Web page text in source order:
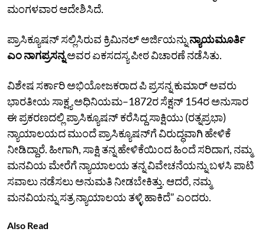
ಮಂಗಳವಾರ ಆದೇಶಿಸಿದೆ.
ಪ್ರಾಸಿಕ್ಯೂಷನ್‌ ಸಲ್ಲಿಸಿರುವ ಕ್ರಿಮಿನಲ್‌ ಅರ್ಜಿಯನ್ನುನ್ಯಾಯಮೂರ್ತಿ
ಎಂ ನಾಗಪ್ರಸನ್ನಅವರ ಏಕಸದಸ್ಯ ಪೀಠ ವಿಚಾರಣೆ ನಡೆಸಿತು.
ವಿಶೇಷ ಸರ್ಕಾರಿ ಅಭಿಯೋಜಕರಾದ ಪಿ ಪ್ರಸನ್ನ ಕುಮಾರ್ ಅವರು
ಭಾರತೀಯ ಸಾಕ್ಷ್ಯ ಅಧಿನಿಯಮ–1872ರ ಸೆಕ್ಷನ್‌ 154ರ ಅನುಸಾರ
ಈ ಪ್ರಕರಣದಲ್ಲಿ ಪ್ರಾಸಿಕ್ಯೂಷನ್‌ ಕರೆಸಿದ್ದ ಸಾಕ್ಷಿಯು (ರತ್ನಪ್ರಭಾ)
ನ್ಯಾಯಾಲಯದ ಮುಂದೆ ಪ್ರಾಸಿಕ್ಯೂಷನ್‌ಗೆ ವಿರುದ್ಧವಾಗಿ ಹೇಳಿಕೆ
ನೀಡಿದ್ದಾರೆ. ಹೀಗಾಗಿ, ಸಾಕ್ಷಿ ತನ್ನ ಹೇಳಿಕೆಯಿಂದ ಹಿಂದೆ ಸರಿದಾಗ, ನಮ್ಮ
ಮನವಿಯ ಮೇರೆಗೆ ನ್ಯಾಯಾಲಯ ತನ್ನ ವಿವೇಚನೆಯನ್ನು ಬಳಸಿ ಪಾಟಿ
ಸವಾಲು ನಡೆಸಲು ಅನುಮತಿ ನೀಡಬೇಕಿತ್ತು. ಆದರೆ, ನಮ್ಮ
ಮನವಿಯನ್ನು ಸತ್ರ ನ್ಯಾಯಾಲಯ ತಳ್ಳಿ ಹಾಕಿದೆ” ಎಂದರು.
Also Read